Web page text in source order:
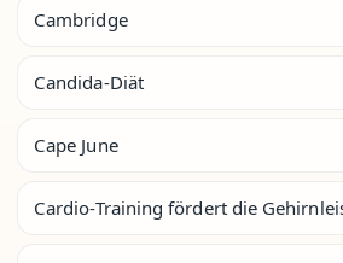
Cambridge
Candida-Diät
Cape June
Cardio-Training fördert die